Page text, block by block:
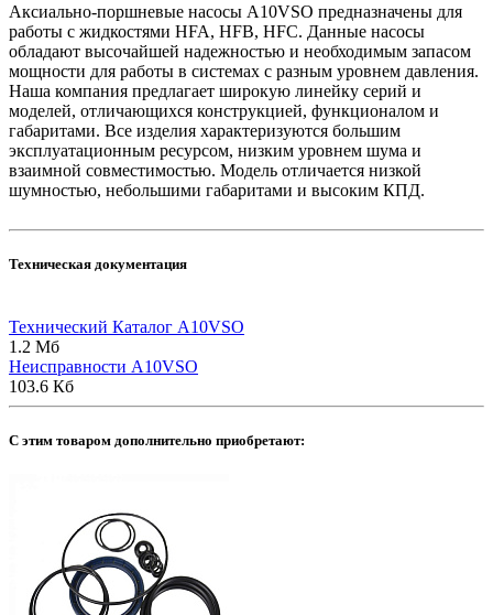
Аксиально-поршневые насосы A10VSO предназначены для
работы с жидкостями HFA, HFB, HFC. Данные насосы
обладают высочайшей надежностью и необходимым запасом
мощности для работы в системах с разным уровнем давления.
Наша компания предлагает широкую линейку серий и
моделей, отличающихся конструкцией, функционалом и
габаритами. Все изделия характеризуются большим
эксплуатационным ресурсом, низким уровнем шума и
взаимной совместимостью. Модель отличается низкой
шумностью, небольшими габаритами и высоким КПД.
Техническая документация
Технический Каталог A10VSO
1.2 Мб
Неисправности A10VSO
103.6 Кб
C этим товаром дополнительно приобретают: